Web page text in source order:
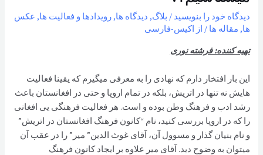
دیدگاه‌ خود را بنویسید / بلاگ, دیدگاه ها,رویدادها و فعالیت ها, عکس
ها, مقاله ها / از اکیس-فارسی
تهيه کننده: فرشته نوری
این بار افتخار دارم که نهادی را به معرفی میگیرم که یقینا فعالیت
هایش نه تنها در اتریش، بلکه در تمام اروپا و حتی در افغانستان باعث
رشد ادب و فرهنگ وطن بوده و است. هر فعالیت فرهنگی یی افغانی
را که در اروپا بررسی کنید، نام “کانون فرهنگ افغانستان در اتریش”
و نام بنیان گذار و مسوول آن، آقای غوث الدین” میر” را در عقب آن
میتوان به وضوح دید. آقای میر علاوه بر ایجاد کانون فرهنگ